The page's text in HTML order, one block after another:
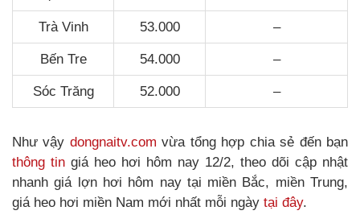
Trà Vinh 53.000 –
Bến Tre 54.000 –
Sóc Trăng 52.000 –
Như vậy dongnaitv.com vừa tổng hợp chia sẻ đến bạn
thông tin giá heo hơi hôm nay 12/2, theo dõi cập nhật
nhanh giá lợn hơi hôm nay tại miền Bắc, miền Trung,
giá heo hơi miền Nam mới nhất mỗi ngày tại đây.